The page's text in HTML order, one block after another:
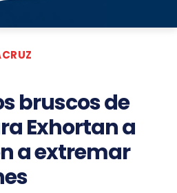
bruscos de
Exhortan a
a extremar